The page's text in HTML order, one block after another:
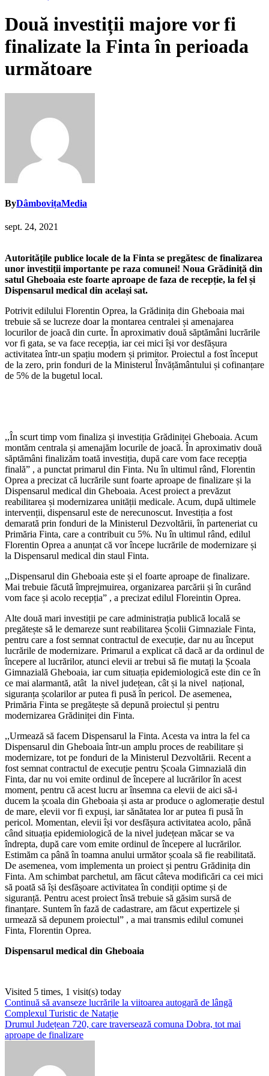
Două investiții majore vor fi
finalizate la Finta în perioada
următoare
ByDâmbovițaMedia
sept. 24, 2021
Autoritățile publice locale de la Finta se pregătesc de finalizarea
unor investiții importante pe raza comunei! Noua Grădiniță din
satul Gheboaia este foarte aproape de faza de recepție, la fel și
Dispensarul medical din același sat.
Potrivit edilului Florentin Oprea, la Grădinița din Gheboaia mai
trebuie să se lucreze doar la montarea centralei și amenajarea
locurilor de joacă din curte. În aproximativ două săptămâni lucrările
vor fi gata, se va face recepția, iar cei mici își vor desfășura
activitatea într-un spațiu modern și primitor. Proiectul a fost început
de la zero, prin fonduri de la Ministerul Învățământului și cofinanțare
de 5% de la bugetul local.
,,În scurt timp vom finaliza și investiția Grădiniței Gheboaia. Acum
montăm centrala și amenajăm locurile de joacă. În aproximativ două
săptămâni finalizăm toată investiția, după care vom face recepția
finală” , a punctat primarul din Finta. Nu în ultimul rând, Florentin
Oprea a precizat că lucrările sunt foarte aproape de finalizare și la
Dispensarul medical din Gheboaia. Acest proiect a prevăzut
reabilitarea și modernizarea unității medicale. Acum, după ultimele
intervenții, dispensarul este de nerecunoscut. Investiția a fost
demarată prin fonduri de la Ministerul Dezvoltării, în parteneriat cu
Primăria Finta, care a contribuit cu 5%. Nu în ultimul rând, edilul
Florentin Oprea a anunțat că vor începe lucrările de modernizare și
la Dispensarul medical din staul Finta.
,,Dispensarul din Gheboaia este și el foarte aproape de finalizare.
Mai trebuie făcută împrejmuirea, organizarea parcării și în curând
vom face și acolo recepția” , a precizat edilul Floreintin Oprea.
Alte două mari investiții pe care administrația publică locală se
pregătește să le demareze sunt reabilitarea Școlii Gimnaziale Finta,
pentru care a fost semnat contractul de execuție, dar nu au început
lucrările de modernizare. Primarul a explicat că dacă ar da ordinul de
începere al lucrărilor, atunci elevii ar trebui să fie mutați la Școala
Gimnazială Gheboaia, iar cum situația epidemiologică este din ce în
ce mai alarmantă, atât la nivel județean, cât și la nivel național,
siguranța școlarilor ar putea fi pusă în pericol. De asemenea,
Primăria Finta se pregătește să depună proiectul și pentru
modernizarea Grădiniței din Finta.
,,Urmează să facem Dispensarul la Finta. Acesta va intra la fel ca
Dispensarul din Gheboaia într-un amplu proces de reabilitare și
modernizare, tot pe fonduri de la Ministerul Dezvoltării. Recent a
fost semnat contractul de execuție pentru Școala Gimnazială din
Finta, dar nu voi emite ordinul de începere al lucrărilor în acest
moment, pentru că acest lucru ar însemna ca elevii de aici să-i
ducem la școala din Gheboaia și asta ar produce o aglomerație destul
de mare, elevii vor fi expuși, iar sănătatea lor ar putea fi pusă în
pericol. Momentan, elevii își vor desfășura activitatea acolo, până
când situația epidemiologică de la nivel județean măcar se va
îndrepta, după care vom emite ordinul de începere al lucrărilor.
Estimăm ca până în toamna anului următor școala să fie reabilitată.
De asemenea, vom implementa un proiect și pentru Grădinița din
Finta. Am schimbat parchetul, am făcut câteva modificări ca cei mici
să poată să își desfășoare activitatea în condiții optime și de
siguranță. Pentru acest proiect însă trebuie să găsim sursă de
finanțare. Suntem în fază de cadastrare, am făcut expertizele și
urmează să depunem proiectul” , a mai transmis edilul comunei
Finta, Florentin Oprea.
Dispensarul medical din Gheboaia
Visited 5 times, 1 visit(s) today
Navigare
în
articole
Continuă să avanseze lucrările la viitoarea autogară de lângă
Complexul Turistic de Natație
Drumul Județean 720, care traversează comuna Dobra, tot mai
aproape de finalizare